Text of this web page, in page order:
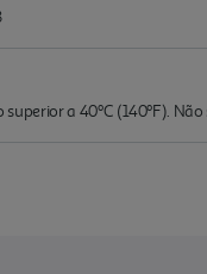
a 40ºC (140ºF).